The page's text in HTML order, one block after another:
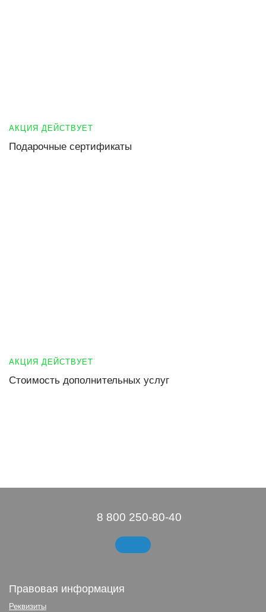
АКЦИЯ ДЕЙСТВУЕТ
Подарочные сертификаты
АКЦИЯ ДЕЙСТВУЕТ
Стоимость дополнительных услуг
8 800 250-80-40
Правовая информация
Реквизиты